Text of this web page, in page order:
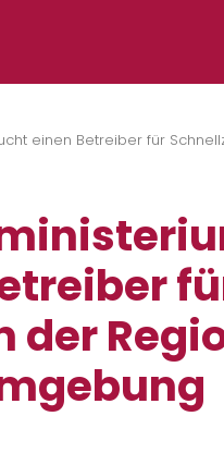
einen Betreiber für
der